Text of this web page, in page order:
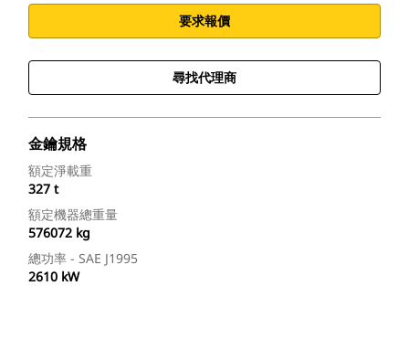
要求報價
尋找代理商
金鑰規格
額定淨載重
327 t
額定機器總重量
576072 kg
總功率 - SAE J1995
2610 kW